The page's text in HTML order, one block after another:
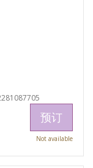
预订
Not available